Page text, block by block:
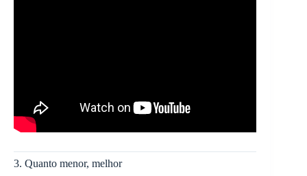
3. Quanto menor, melhor